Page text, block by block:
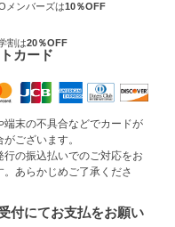
メンバーズは10％OFF
割は20％OFF
カード
端末の不具合などでカードが
ございます。
行の振込払いでのご対応をお
。あらかじめご了承くださ
付にてお支払をお願い